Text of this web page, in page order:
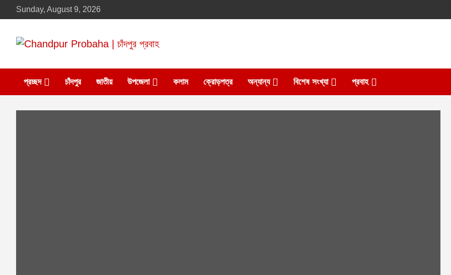
to
Sunday, August 9, 2026
Chandpur Probaha |
চাঁদপুর প্রবাহ
প্রচ্ছদ চাঁদপুর জাতীয় উপজেলা কলাম ক্রোড়পত্র অন্যান্য বিশেষ সংখ্যা প্রবাহ